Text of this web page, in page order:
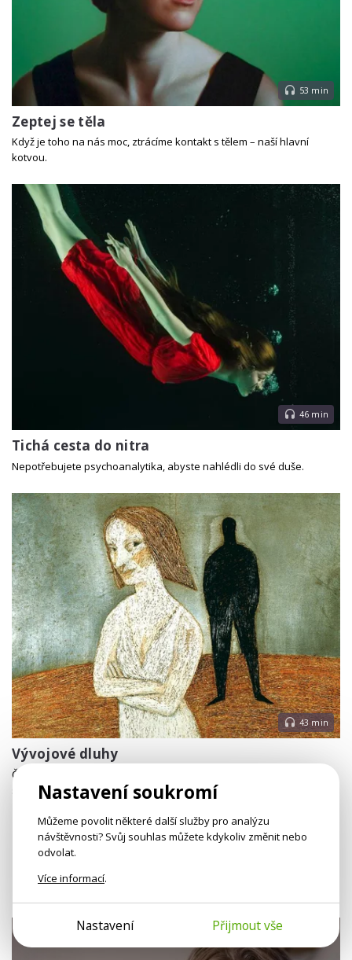
53 min
Zeptej se těla
Když je toho na nás moc, ztrácíme kontakt s tělem – naší hlavní
kotvou.
46 min
Tichá cesta do nitra
Nepotřebujete psychoanalytika, abyste nahlédli do své duše.
43 min
Vývojové dluhy
Člověku, který neměl příležitost dospět, se vracejí stále stejné
situace.
Otevřít audio sekci
Nastavení soukromí
Můžeme povolit některé další služby pro analýzu
návštěvnosti? Svůj souhlas můžete kdykoliv změnit nebo
odvolat.
Více informací.
Nastavení Přijmout vše